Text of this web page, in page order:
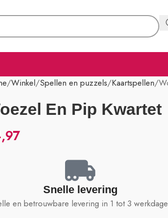
Winkel Spellen en puzzels Kaartspellen
En Pip Kwartet
Snelle levering
en betrouwbare levering in 1 tot 3